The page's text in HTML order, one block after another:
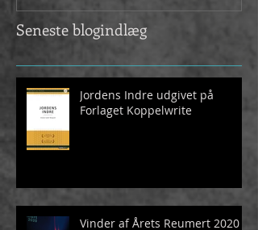
Seneste blogindlæg
Jordens Indre udgivet på
Forlaget Koppelwrite
Vinder af Årets Reumert 2020